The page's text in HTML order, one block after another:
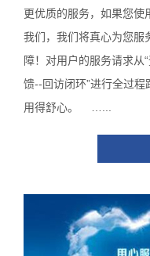
更优质的服务，如果您使
我们，我们将真心为您服
障！对用户的服务请求从
馈--回访闭环”进行全过程
用得舒心。 …...